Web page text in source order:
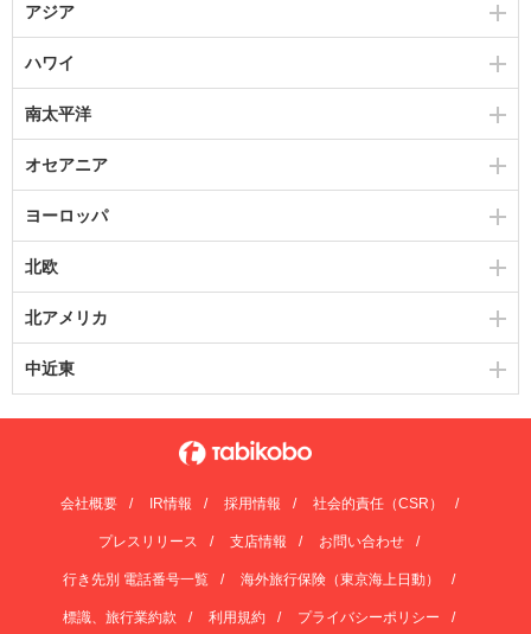
アジア
ハワイ
南太平洋
オセアニア
ヨーロッパ
北欧
北アメリカ
中近東
会社概要 IR情報 採用情報 社会的責任（CSR）
プレスリリース 支店情報 お問い合わせ
行き先別 電話番号一覧 海外旅行保険（東京海上日動）
標識、旅行業約款 利用規約 プライバシーポリシー